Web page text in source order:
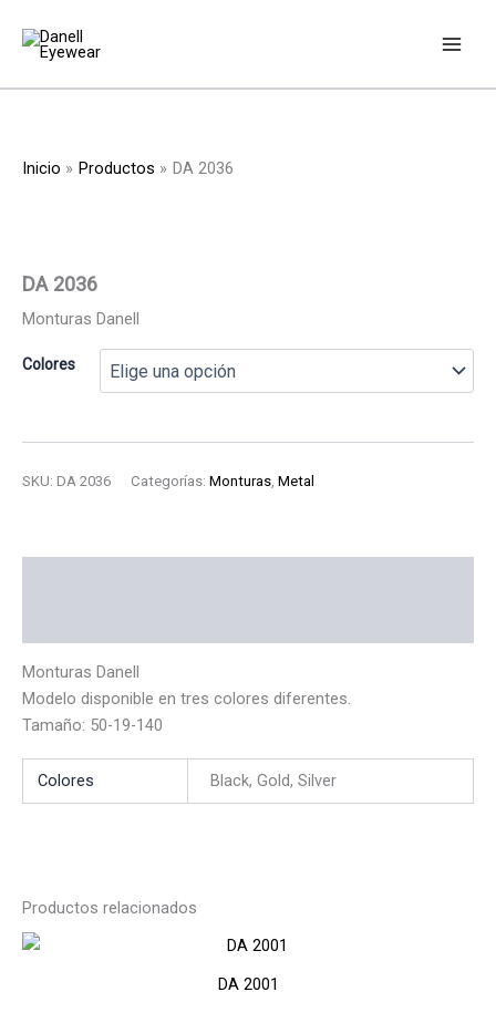
contenido
Inicio Productos DA 2036
DA 2036
Monturas Danell
Colores
SKU: DA 2036 Categorías: Monturas, Metal
Monturas Danell
Modelo disponible en tres colores diferentes.
Tamaño: 50-19-140
Colores Black, Gold, Silver
Productos relacionados
DA 2001